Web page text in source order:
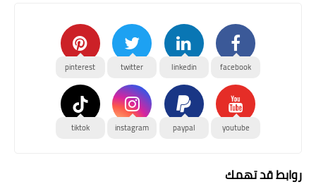
facebook
linkedin
twitter
pinterest
youtube
paypal
instagram
tiktok
روابط قد تهمك